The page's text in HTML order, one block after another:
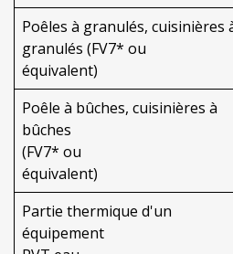
Poêles à granulés, cuisinières
granulés (FV7* ou
équivalent)
Poêle à bûches, cuisinières à
bûches
(FV7* ou
équivalent)
Partie thermique d'un
équipement